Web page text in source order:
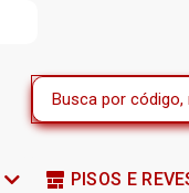
PISOS E